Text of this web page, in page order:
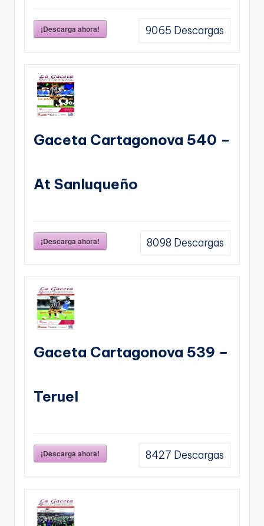
¡Descarga ahora! 9065 Descargas
Gaceta Cartagonova 540 –
At Sanluqueño
¡Descarga ahora! 8098 Descargas
Gaceta Cartagonova 539 –
Teruel
¡Descarga ahora! 8427 Descargas